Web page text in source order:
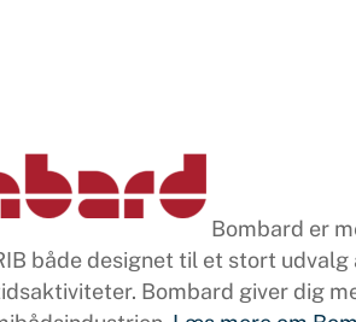
Bombard er
både designet til et stort udvalg
Bombard giver dig